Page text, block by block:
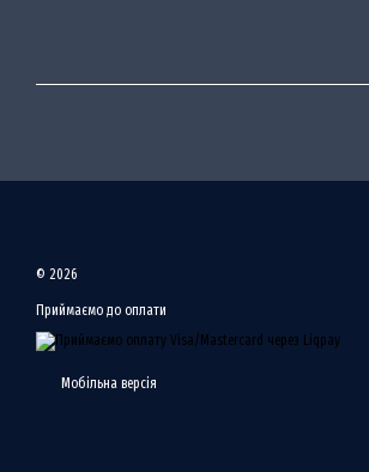
© 2026
Приймаємо до оплати
Мобільна версія